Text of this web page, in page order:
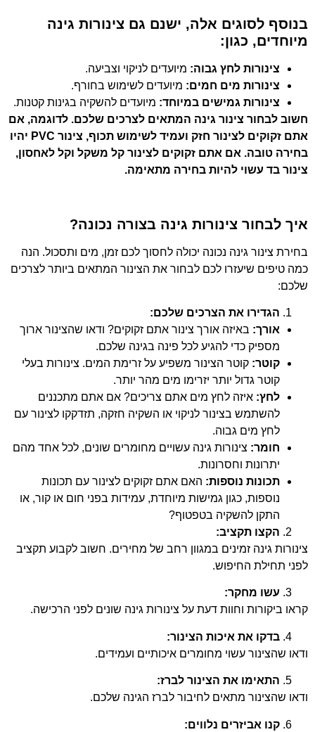
בנוסף לסוגים אלה, ישנם גם צינורות גינה
מיוחדים, כגון:
צינורות לחץ גבוה: מיועדים לניקוי וצביעה.
צינורות מים חמים: מיועדים לשימוש בחורף.
צינורות גמישים במיוחד: מיועדים להשקיה בגינות קטנות.
חשוב לבחור צינור גינה המתאים לצרכים שלכם. לדוגמה, אם
אתם זקוקים לצינור חזק ועמיד לשימוש תכוף, צינור PVC יהיו
בחירה טובה. אם אתם זקוקים לצינור קל משקל וקל לאחסון,
צינור בד עשוי להיות בחירה מתאימה.
איך לבחור צינורות גינה בצורה נכונה?
בחירת צינור גינה נכונה יכולה לחסוך לכם זמן, מים ותסכול. הנה
כמה טיפים שיעזרו לכם לבחור את הצינור המתאים ביותר לצרכים
שלכם:
הגדירו את הצרכים שלכם:
אורך: באיזה אורך צינור אתם זקוקים? ודאו שהצינור ארוך
מספיק כדי להגיע לכל פינה בגינה שלכם.
קוטר: קוטר הצינור משפיע על זרימת המים. צינורות בעלי
קוטר גדול יותר יזרימו מים מהר יותר.
לחץ: איזה לחץ מים אתם צריכים? אם אתם מתכננים
להשתמש בצינור לניקוי או השקיה חזקה, תזדקקו לצינור עם
לחץ מים גבוה.
חומר: צינורות גינה עשויים מחומרים שונים, לכל אחד מהם
יתרונות וחסרונות.
תכונות נוספות: האם אתם זקוקים לצינור עם תכונות
נוספות, כגון גמישות מיוחדת, עמידות בפני חום או קור, או
התקן להשקיה בטפטוף?
הקצו תקציב:
צינורות גינה זמינים במגוון רחב של מחירים. חשוב לקבוע תקציב
לפני תחילת החיפוש.
עשו מחקר:
קראו ביקורות וחוות דעת על צינורות גינה שונים לפני הרכישה.
בדקו את איכות הצינור:
ודאו שהצינור עשוי מחומרים איכותיים ועמידים.
התאימו את הצינור לברז:
ודאו שהצינור מתאים לחיבור לברז הגינה שלכם.
קנו אביזרים נלווים: